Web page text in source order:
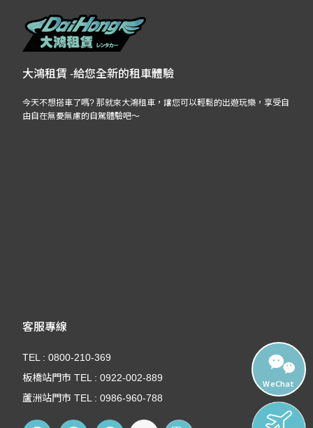
大鴻租賃 -給您全新的租車體驗
今天不想搭車了嗎? 那就來大鴻租車，讓您可以輕鬆的出遊玩樂，享受自
由自在無憂無慮的自駕體驗吧～
客服專線
TEL : 0800-210-369
板橋站門市 TEL : 0922-002-889
蘆洲站門市 TEL : 0986-960-788
WeChat